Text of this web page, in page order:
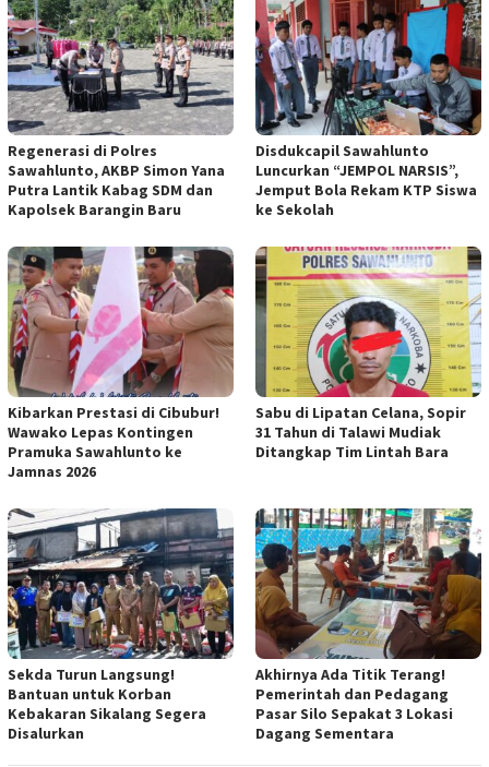
Regenerasi di Polres
Sawahlunto, AKBP Simon Yana
Putra Lantik Kabag SDM dan
Kapolsek Barangin Baru
Disdukcapil Sawahlunto
Luncurkan “JEMPOL NARSIS”,
Jemput Bola Rekam KTP Siswa
ke Sekolah
Kibarkan Prestasi di Cibubur!
Wawako Lepas Kontingen
Pramuka Sawahlunto ke
Jamnas 2026
Sabu di Lipatan Celana, Sopir
31 Tahun di Talawi Mudiak
Ditangkap Tim Lintah Bara
Sekda Turun Langsung!
Bantuan untuk Korban
Kebakaran Sikalang Segera
Disalurkan
Akhirnya Ada Titik Terang!
Pemerintah dan Pedagang
Pasar Silo Sepakat 3 Lokasi
Dagang Sementara